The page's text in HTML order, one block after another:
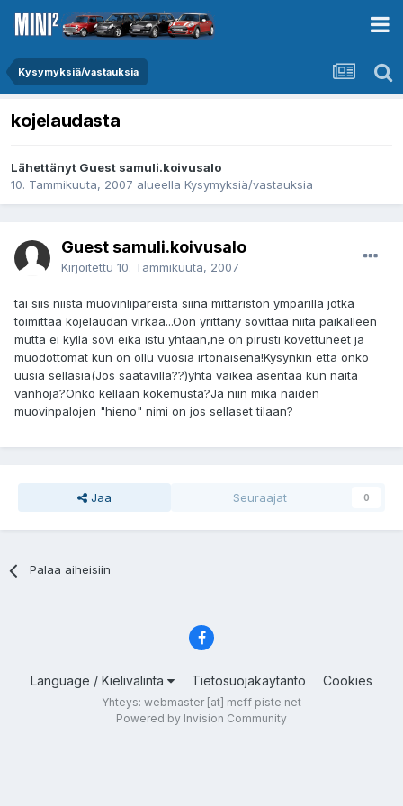
Kysymyksiä/vastauksia
kojelaudasta
Lähettänyt Guest samuli.koivusalo
10. Tammikuuta, 2007 alueella Kysymyksiä/vastauksia
Guest samuli.koivusalo
Kirjoitettu 10. Tammikuuta, 2007
tai siis niistä muovinlipareista siinä mittariston ympärillä jotka
toimittaa kojelaudan virkaa...Oon yrittäny sovittaa niitä paikalleen
mutta ei kyllä sovi eikä istu yhtään,ne on pirusti kovettuneet ja
muodottomat kun on ollu vuosia irtonaisena!Kysynkin että onko
uusia sellasia(Jos saatavilla??)yhtä vaikea asentaa kun näitä
vanhoja?Onko kellään kokemusta?Ja niin mikä näiden
muovinpalojen "hieno" nimi on jos sellaset tilaan?
Jaa Seuraajat 0
Palaa aiheisiin
Language / Kielivalinta Tietosuojakäytäntö Cookies
Yhteys: webmaster [at] mcff piste net
Powered by Invision Community